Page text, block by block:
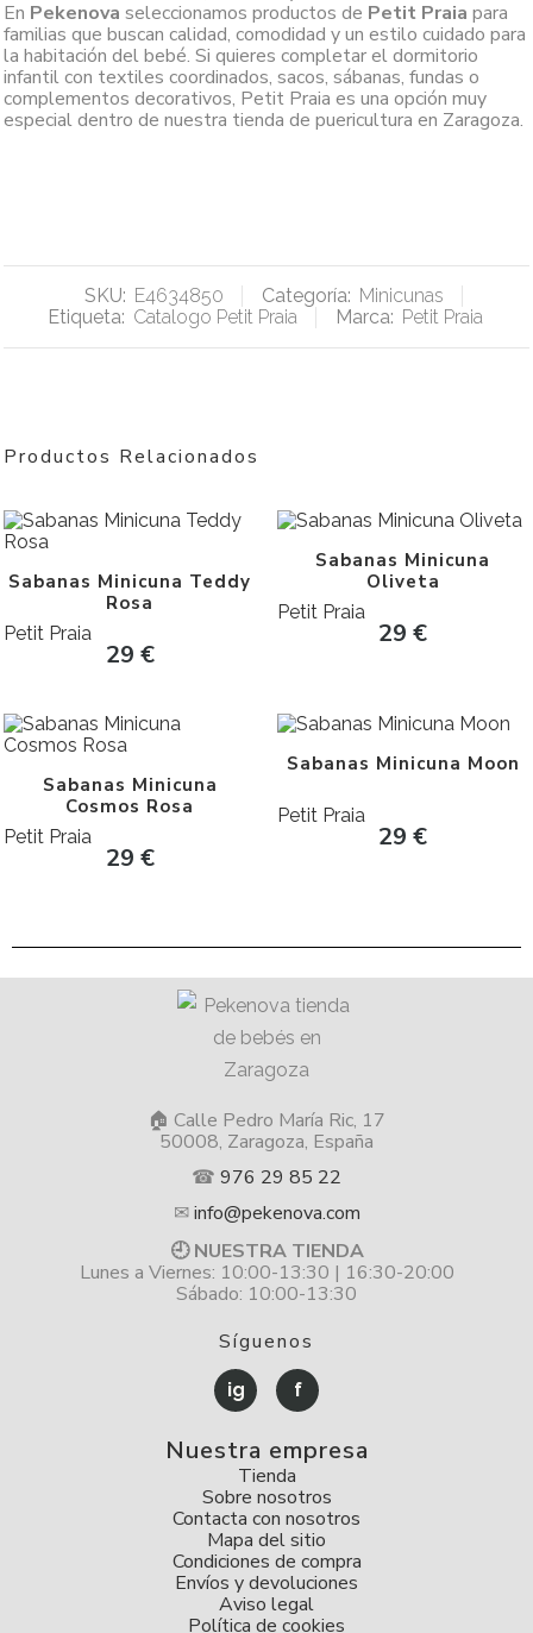
En Pekenova seleccionamos productos de Petit Praia para
familias que buscan calidad, comodidad y un estilo cuidado para
la habitación del bebé. Si quieres completar el dormitorio
infantil con textiles coordinados, sacos, sábanas, fundas o
complementos decorativos, Petit Praia es una opción muy
especial dentro de nuestra tienda de puericultura en Zaragoza.
SKU: E4634850 Categoría: Minicunas
Etiqueta: Catalogo Petit Praia Marca: Petit Praia
Productos Relacionados
Sabanas Minicuna Teddy
Rosa
Petit Praia
29 €
Sabanas Minicuna
Oliveta
Petit Praia
29€
Sabanas Minicuna
Cosmos Rosa
Petit Praia
29 €
Sabanas Minicuna Moon
Petit Praia
29€
🏠 Calle Pedro María Ric, 17
50008, Zaragoza, España
☎ 976 29 85 22
✉info@pekenova.com
🕘 NUESTRA TIENDA
Lunes a Viernes: 10:00-13:30 | 16:30-20:00
Sábado: 10:00-13:30
Síguenos
ig f
Nuestra empresa
Tienda
Sobre nosotros
Contacta con nosotros
Mapa del sitio
Condiciones de compra
Envíos y devoluciones
Aviso legal
Política de cookies